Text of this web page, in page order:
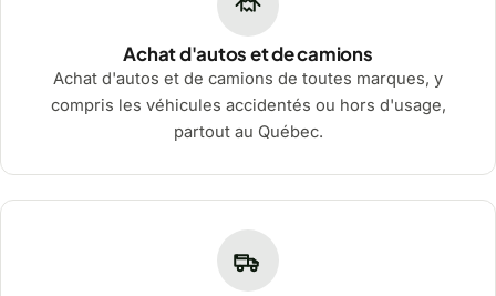
Achat d'autos et de camions
Achat d'autos et de camions de toutes marques, y
compris les véhicules accidentés ou hors d'usage,
partout au Québec.